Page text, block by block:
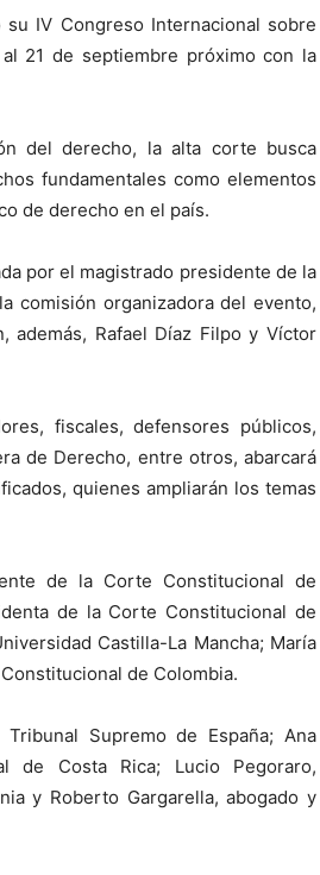
su IV Congreso Internacional sobre
21 de septiembre próximo con la
del derecho, la alta corte busca
fundamentales como elementos
de derecho en el país.
por el magistrado presidente de la
comisión organizadora del evento,
además, Rafael Díaz Filpo y Víctor
fiscales, defensores públicos,
de Derecho, entre otros, abarcará
quienes ampliarán los temas
de la Corte Constitucional de
de la Corte Constitucional de
Castilla-La Mancha; María
de Colombia.
Supremo de España; Ana
de Costa Rica; Lucio Pegoraro,
y Roberto Gargarella, abogado y